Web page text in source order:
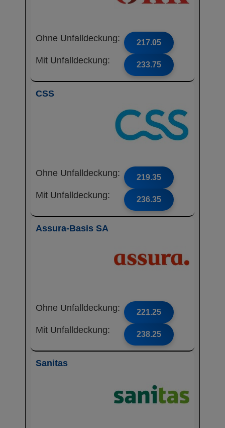
Ohne Unfalldeckung: 217.05
Mit Unfalldeckung: 233.75
CSS
Ohne Unfalldeckung: 219.35
Mit Unfalldeckung: 236.35
Assura-Basis SA
Ohne Unfalldeckung: 221.25
Mit Unfalldeckung: 238.25
Sanitas